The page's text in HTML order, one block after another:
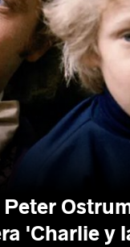
Peter
'Charlie y